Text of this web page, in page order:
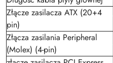
Złącze zasilacza ATX (20+4
pin)
Złącza zasilania Peripheral
(Molex) (4-pin)